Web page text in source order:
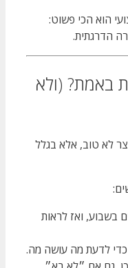
הוא הכי פשוט:
הדרגתית.
באמת? (ולא
לא טוב, אלא בגלל
בשבוע, ואז לראות
כדי לדעת מה עושה מה.